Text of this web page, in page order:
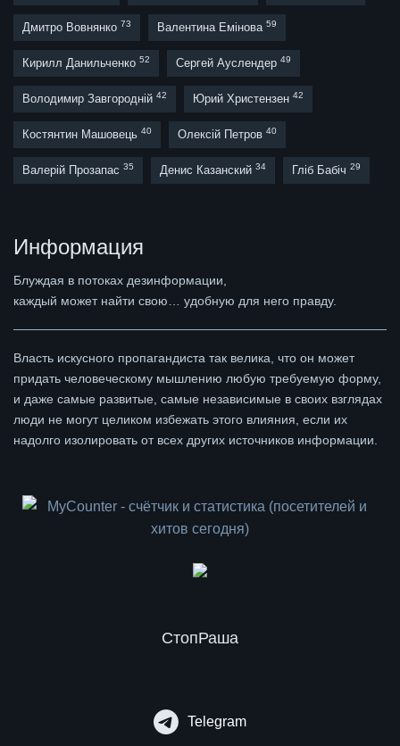
Дмитро Вовнянко 73 Валентина Емінова 59
Кирилл Данильченко 52 Сергей Ауслендер 49
Володимир Завгородній 42 Юрий Христензен 42
Костянтин Машовець 40 Олексій Петров 40
Валерій Прозапас 35 Денис Казанский 34 Гліб Бабіч 29
Информация
Блуждая в потоках дезинформации,
каждый может найти свою… удобную для него правду.
Власть искусного пропагандиста так велика, что он может
придать человеческому мышлению любую требуемую форму,
и даже самые развитые, самые независимые в своих взглядах
люди не могут целиком избежать этого влияния, если их
надолго изолировать от всех других источников информации.
СтопРаша
Telegram